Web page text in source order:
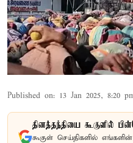
Published on: 13 Jan 2025, 8:20
தினத்தந்தியை கூகுளில்
கூகுள் செய்திகளில்